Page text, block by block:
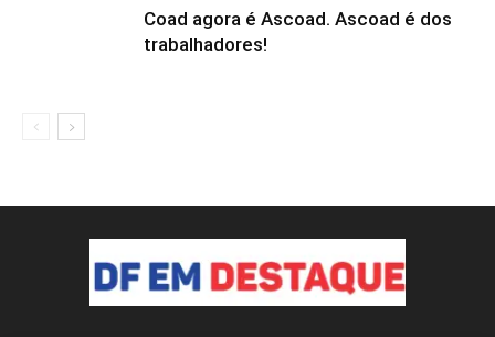
Coad agora é Ascoad. Ascoad é dos
trabalhadores!